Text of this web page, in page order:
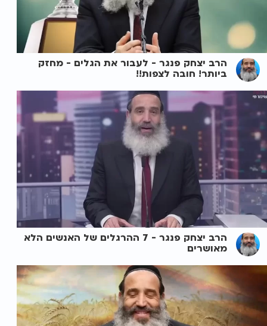
הרב יצחק פנגר - לעבור את הגלים - מחזק
ביותר! חובה לצפות!!
הרב יצחק פנגר - 7 ההרגלים של האנשים הלא
מאושרים